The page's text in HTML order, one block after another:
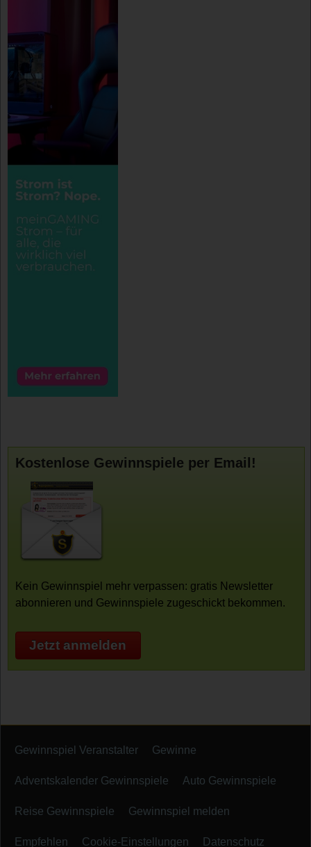
Kostenlose Gewinnspiele per Email!
Kein Gewinnspiel mehr verpassen: gratis Newsletter
abonnieren und Gewinnspiele zugeschickt bekommen.
Jetzt anmelden
Gewinnspiel Veranstalter Gewinne
Adventskalender Gewinnspiele Auto Gewinnspiele
Reise Gewinnspiele Gewinnspiel melden
Empfehlen Cookie-Einstellungen Datenschutz